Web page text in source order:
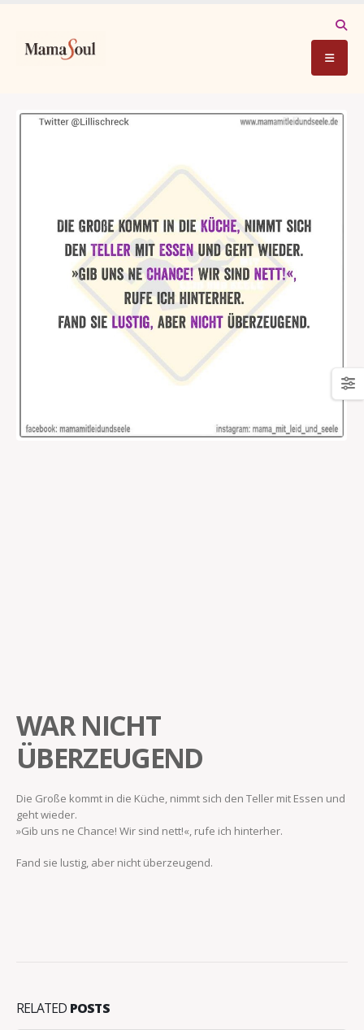
WAR NICHT
ÜBERZEUGEND
Die Große kommt in die Küche, nimmt sich den Teller mit Essen und
geht wieder.
»Gib uns ne Chance! Wir sind nett!«, rufe ich hinterher.
Fand sie lustig, aber nicht überzeugend.
RELATED POSTS